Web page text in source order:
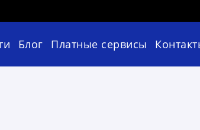
Блог Платные сервисы